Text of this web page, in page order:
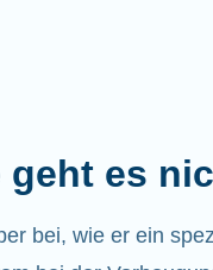
geht es
bei, wie er ein